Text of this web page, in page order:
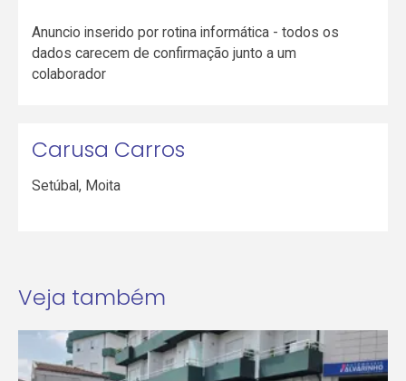
Anuncio inserido por rotina informática - todos os
dados carecem de confirmação junto a um
colaborador
Carusa Carros
Setúbal, Moita
Veja também